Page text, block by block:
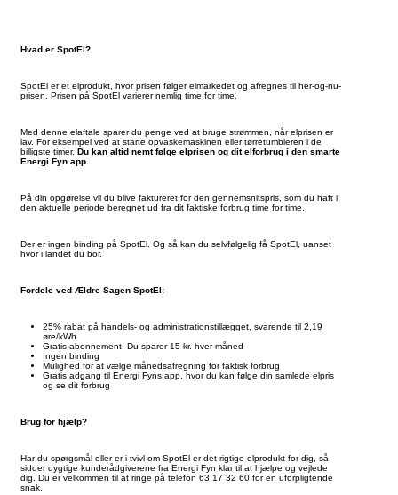
Hvad er SpotEl?
SpotEl er et elprodukt, hvor prisen følger elmarkedet og afregnes til her-og-nu-
prisen. Prisen på SpotEl varierer nemlig time for time.
Med denne elaftale sparer du penge ved at bruge strømmen, når elprisen er
lav. For eksempel ved at starte opvaskemaskinen eller tørretumbleren i de
billigste timer. Du kan altid nemt følge elprisen og dit elforbrug i den smarte
Energi Fyn app.
På din opgørelse vil du blive faktureret for den gennemsnitspris, som du haft i
den aktuelle periode beregnet ud fra dit faktiske forbrug time for time.
Der er ingen binding på SpotEl. Og så kan du selvfølgelig få SpotEl, uanset
hvor i landet du bor.
Fordele ved Ældre Sagen SpotEl:
25% rabat på handels- og administrationstillægget, svarende til 2,19
øre/kWh
Gratis abonnement. Du sparer 15 kr. hver måned
Ingen binding
Mulighed for at vælge månedsafregning for faktisk forbrug
Gratis adgang til Energi Fyns app, hvor du kan følge din samlede elpris
og se dit forbrug
Brug for hjælp?
Har du spørgsmål eller er i tvivl om SpotEl er det rigtige elprodukt for dig, så
sidder dygtige kunderådgiverene fra Energi Fyn klar til at hjælpe og vejlede
dig. Du er velkommen til at ringe på telefon 63 17 32 60 for en uforpligtende
snak.